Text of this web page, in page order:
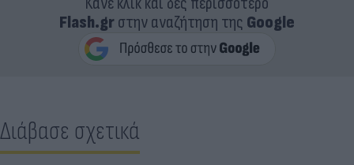
Flash.grστην αναζήτηση της Google
Διάβασε σχετικά